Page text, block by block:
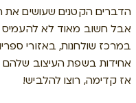
הדברים הקטנים שעושים
אבל חשוב מאוד לא להעמיס
במרכז שולחנות, באזורי
אחידות בשפת העיצוב שלהם
!אז קדימה, רוצו להלביש